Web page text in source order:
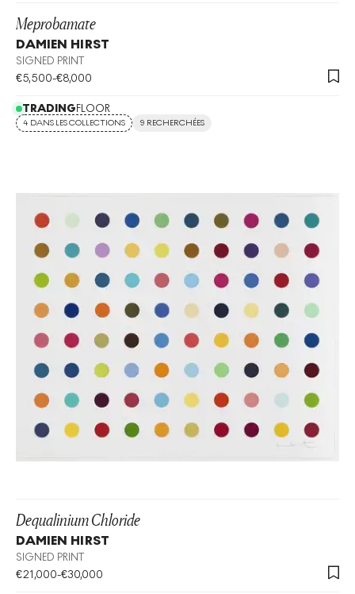
Meprobamate
DAMIEN HIRST
SIGNED PRINT
€5,500-€8,000
TRADINGFLOOR
4 DANS LES COLLECTIONS 9 RECHERCHÉES
Dequalinium Chloride
DAMIEN HIRST
SIGNED PRINT
€21,000-€30,000